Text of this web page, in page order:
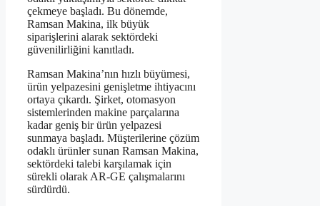
çekmeye başladı. Bu dönemde,
Ramsan Makina, ilk büyük
siparişlerini alarak sektördeki
güvenilirliğini kanıtladı.
Ramsan Makina’nın hızlı büyümesi,
ürün yelpazesini genişletme ihtiyacını
ortaya çıkardı. Şirket, otomasyon
sistemlerinden makine parçalarına
kadar geniş bir ürün yelpazesi
sunmaya başladı. Müşterilerine çözüm
odaklı ürünler sunan Ramsan Makina,
sektördeki talebi karşılamak için
sürekli olarak AR-GE çalışmalarını
sürdürdü.